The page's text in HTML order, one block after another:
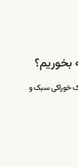
خوراکی سبک و